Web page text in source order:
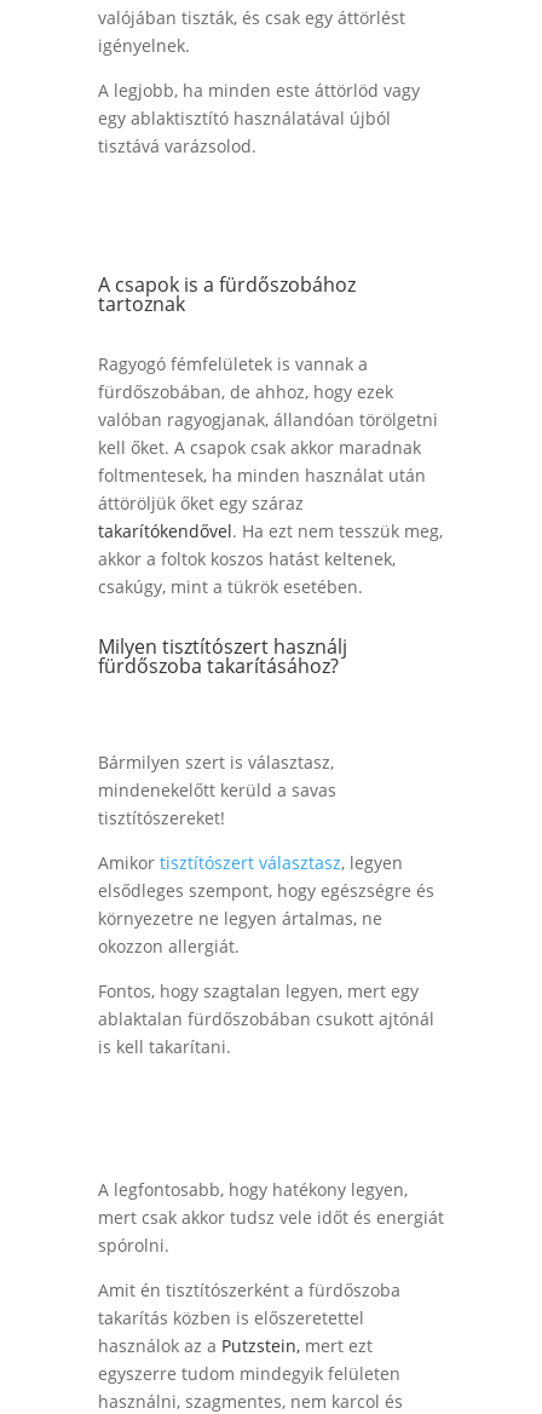
valójában tiszták, és csak egy áttörlést
igényelnek.
A legjobb, ha minden este áttörlöd vagy
egy ablaktisztító használatával újból
tisztává varázsolod.
A csapok is a fürdőszobához
tartoznak
Ragyogó fémfelületek is vannak a
fürdőszobában, de ahhoz, hogy ezek
valóban ragyogjanak, állandóan törölgetni
kell őket. A csapok csak akkor maradnak
foltmentesek, ha minden használat után
áttöröljük őket egy száraz
takarítókendővel. Ha ezt nem tesszük meg,
akkor a foltok koszos hatást keltenek,
csakúgy, mint a tükrök esetében.
Milyen tisztítószert használj
fürdőszoba takarításához?
Bármilyen szert is választasz,
mindenekelőtt kerüld a savas
tisztítószereket!
Amikor tisztítószert választasz, legyen
elsődleges szempont, hogy egészségre és
környezetre ne legyen ártalmas, ne
okozzon allergiát.
Fontos, hogy szagtalan legyen, mert egy
ablaktalan fürdőszobában csukott ajtónál
is kell takarítani.
A legfontosabb, hogy hatékony legyen,
mert csak akkor tudsz vele időt és energiát
spórolni.
Amit én tisztítószerként a fürdőszoba
takarítás közben is előszeretettel
használok az a Putzstein,mert ezt
egyszerre tudom mindegyik felületen
használni, szagmentes, nem karcol és